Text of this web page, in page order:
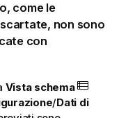
come le
non sono
con
Vista schema
/Dati di